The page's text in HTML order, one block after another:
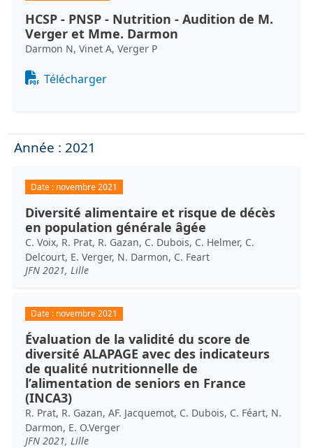
HCSP - PNSP - Nutrition - Audition de M.
Verger et Mme. Darmon
Darmon N, Vinet A, Verger P
Document
Télécharger
Année : 2021
Date : novembre 2021
Diversité alimentaire et risque de décès
en population générale âgée
C. Voix, R. Prat, R. Gazan, C. Dubois, C. Helmer, C.
Delcourt, E. Verger, N. Darmon, C. Feart
JFN 2021, Lille
Date : novembre 2021
Évaluation de la validité du score de
diversité ALAPAGE avec des indicateurs
de qualité nutritionnelle de
l’alimentation de seniors en France
(INCA3)
R. Prat, R. Gazan, AF. Jacquemot, C. Dubois, C. Féart, N.
Darmon, E. O.Verger
JFN 2021, Lille